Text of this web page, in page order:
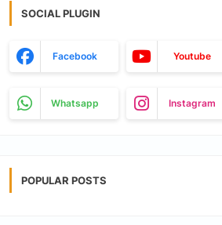
SOCIAL PLUGIN
Facebook Youtube
Whatsapp Instagram
POPULAR POSTS